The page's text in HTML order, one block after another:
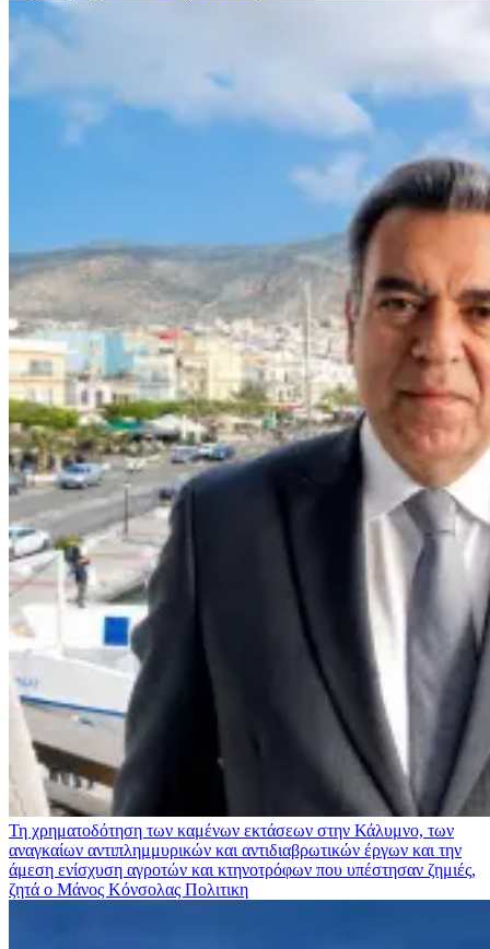
Τη χρηματοδότηση των καμένων εκτάσεων στην Κάλυμνο, των
αναγκαίων αντιπλημμυρικών και αντιδιαβρωτικών έργων και την
άμεση ενίσχυση αγροτών και κτηνοτρόφων που υπέστησαν ζημιές,
ζητά ο Μάνος Κόνσολας Πολιτικη